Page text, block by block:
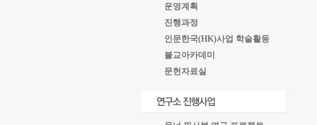
운영계획
진행과정
인문한국(HK)사업 학술활동
불교아카데미
문헌자료실